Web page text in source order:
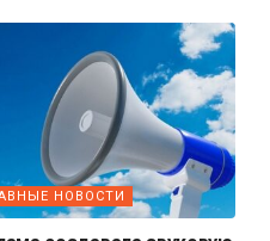
НОВОСТИ